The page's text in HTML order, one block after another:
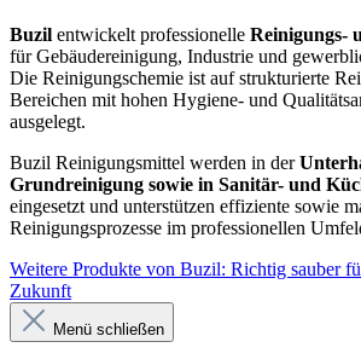
Buzil entwickelt professionelle Reinigungs-
für Gebäudereinigung, Industrie und
Die Reinigungschemie ist auf strukturierte
Bereichen mit hohen Hygiene- und
ausgelegt.
Buzil Reinigungsmittel werden in der
Grundreinigung sowie in Sanitär- und
eingesetzt und unterstützen effiziente sowie
Reinigungsprozesse im professionellen
Weitere Produkte von Buzil: Richtig sauber
Zukunft
Menü schließen